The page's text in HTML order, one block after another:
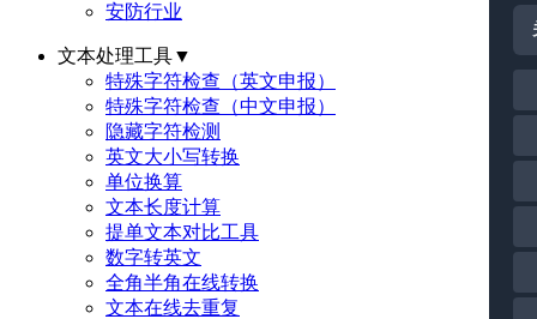
安防行业
文本处理工具▼
特殊字符检查（英文申报）
特殊字符检查（中文申报）
隐藏字符检测
英文大小写转换
单位换算
文本长度计算
提单文本对比工具
数字转英文
全角半角在线转换
文本在线去重复